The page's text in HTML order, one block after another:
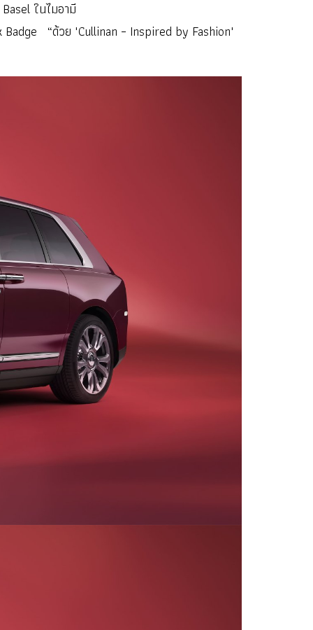
ในไมอามี
“ด้วย 'Cullinan – Inspired by Fashion'